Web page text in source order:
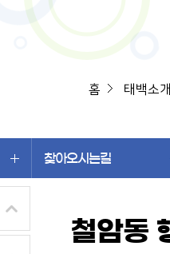
홈 태백소개
찾아오시는길
철암동